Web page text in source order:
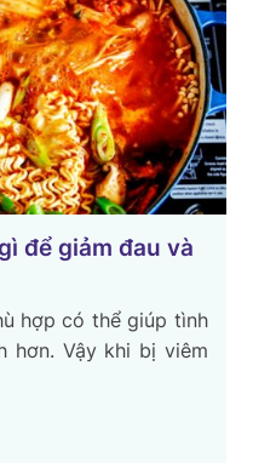
để giảm đau và
hợp có thể giúp tình
hơn. Vậy khi bị viêm